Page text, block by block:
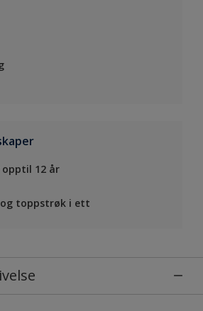
12 år
toppstrøk i ett